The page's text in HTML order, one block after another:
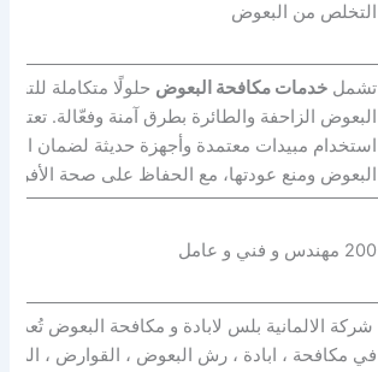
التخلص من البعوض
تشمل خدمات مكافحة البعوض حلولًا متكاملة
البعوض الزاحفة والطائرة بطرق آمنة وفعّالة.
استخدام مبيدات معتمدة وأجهزة حديثة لضمان
البعوض ومنع عودتها، مع الحفاظ على صحة الأفراد
200 مهندس و فني و عامل
شركة الالمانية بلس لابادة و مكافحة البعوض تُعد
في مكافحة ، ابادة ، رش البعوض ، القوارض ،